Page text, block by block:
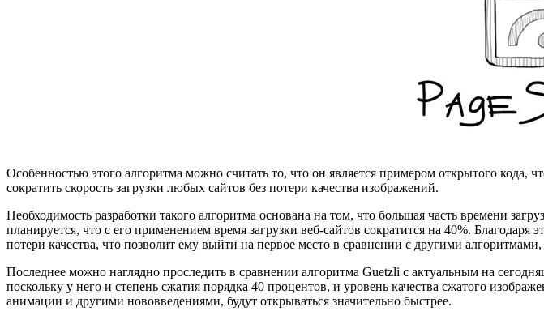
Особенностью этого алгоритма можно считать то, что он является примером открытого
сократить скорость загрузки любых сайтов без потери качества изображений.
Необходимость разработки такого алгоритма основана на том, что большая часть времени
планируется, что с его применением время загрузки веб-сайтов сократится на 40%.
потери качества, что позволит ему выйти на первое место в сравнении с другими
Последнее можно наглядно проследить в сравнении алгоритма Guetzli с актуальным на
поскольку у него и степень сжатия порядка 40 процентов, и уровень качества сжатого
анимации и другими нововведениями, будут открываться значительно быстрее.